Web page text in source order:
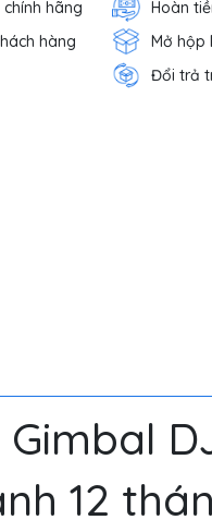
hãng
Hoàn
hàng
Mở hộp
Đổi trả
12